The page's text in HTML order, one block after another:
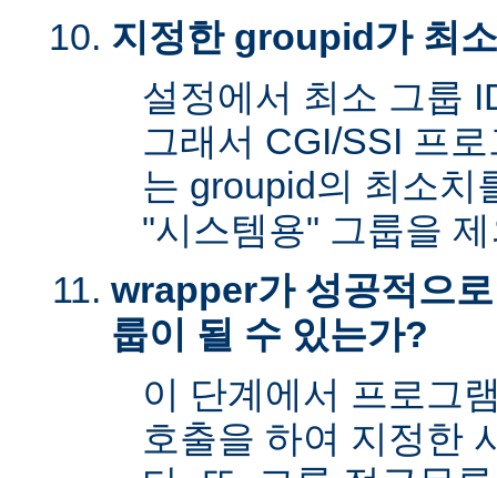
지정한 groupid가 최
설정에서 최소 그룹
그래서 CGI/SSI 프
는 groupid의 최소치
"시스템용" 그룹을
wrapper가 성공적으
룹이 될 수 있는가?
이 단계에서 프로그
호출을 하여 지정한